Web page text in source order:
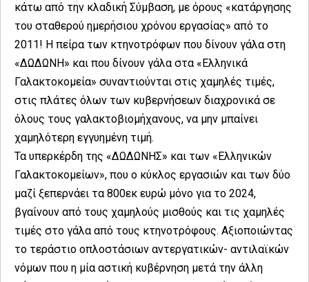
κάτω από την κλαδική Σύμβαση, με όρους «κατάργησης
του σταθερού ημερήσιου χρόνου εργασίας» από το
2011! Η πείρα των κτηνοτρόφων που δίνουν γάλα στη
«ΔΩΔΩΝΗ» και που δίνουν γάλα στα «Ελληνικά
Γαλακτοκομεία» συναντιούνται στις χαμηλές τιμές,
στις πλάτες όλων των κυβερνήσεων διαχρονικά σε
όλους τους γαλακτοβιομήχανους, να μην μπαίνει
χαμηλότερη εγγυημένη τιμή.
Τα υπερκέρδη της «ΔΩΔΩΝΗΣ» και των «Ελληνικών
Γαλακτοκομείων», που ο κύκλος εργασιών και των δύο
μαζί ξεπερνάει τα 800εκ ευρώ μόνο για το 2024,
βγαίνουν από τους χαμηλούς μισθούς και τις χαμηλές
τιμές στο γάλα από τους κτηνοτρόφους. Αξιοποιώντας
το τεράστιο οπλοστάσιων αντεργατικών- αντιλαϊκών
νόμων που η μία αστική κυβέρνηση μετά την άλλη